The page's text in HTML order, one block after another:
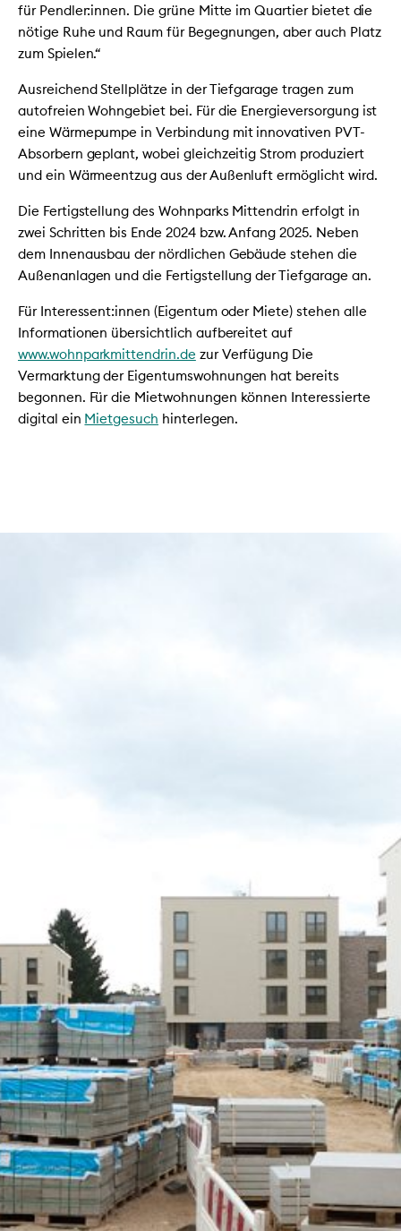
für Pendler:innen. Die grüne Mitte im Quartier bietet die
nötige Ruhe und Raum für Begegnungen, aber auch Platz
zum Spielen.“
Ausreichend Stellplätze in der Tiefgarage tragen zum
autofreien Wohngebiet bei. Für die Energieversorgung ist
eine Wärmepumpe in Verbindung mit innovativen PVT-
Absorbern geplant, wobei gleichzeitig Strom produziert
und ein Wärmeentzug aus der Außenluft ermöglicht wird.
Die Fertigstellung des Wohnparks Mittendrin erfolgt in
zwei Schritten bis Ende 2024 bzw. Anfang 2025. Neben
dem Innenausbau der nördlichen Gebäude stehen die
Außenanlagen und die Fertigstellung der Tiefgarage an.
Für Interessent:innen (Eigentum oder Miete) stehen alle
Informationen übersichtlich aufbereitet auf
www.wohnparkmittendrin.de zur Verfügung Die
Vermarktung der Eigentumswohnungen hat bereits
begonnen. Für die Mietwohnungen können Interessierte
digital ein Mietgesuch hinterlegen.